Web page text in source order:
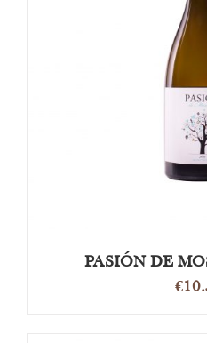
OPTIES
PASIÓN DE
€